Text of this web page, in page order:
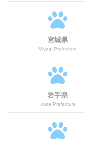
宮城県
Miyagi Prefecture
岩手県
Iwate Prefecture